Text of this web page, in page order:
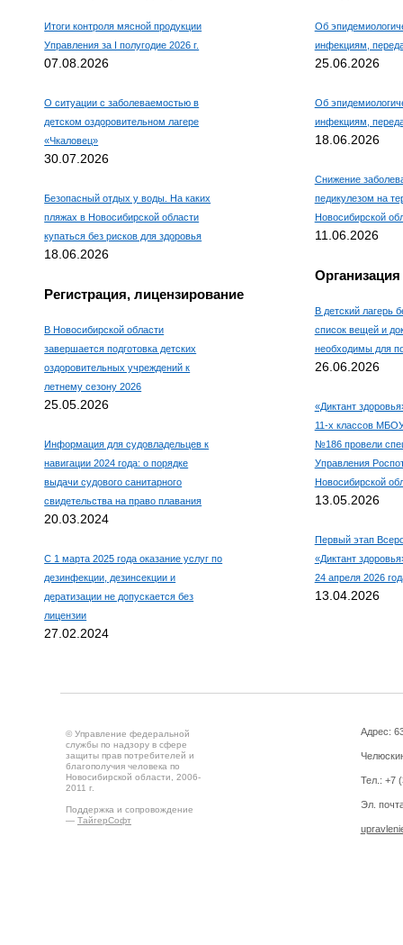
Итоги контроля мясной продукции
Управления за I полугодие 2026 г.
07.08.2026
О ситуации с заболеваемостью в
детском оздоровительном лагере
«Чкаловец»
30.07.2026
Безопасный отдых у воды. На каких
пляжах в Новосибирской области
купаться без рисков для здоровья
18.06.2026
Регистрация, лицензирование
В Новосибирской области
завершается подготовка детских
оздоровительных учреждений к
летнему сезону 2026
25.05.2026
Информация для судовладельцев к
навигации 2024 года: о порядке
выдачи судового санитарного
свидетельства на право плавания
20.03.2024
С 1 марта 2025 года оказание услуг по
дезинфекции, дезинсекции и
дератизации не допускается без
лицензии
27.02.2024
Об
инфекциям,
25.06.2026
Об
инфекциям,
18.06.2026
Снижение
педикулезом на
Новосибирской
11.06.2026
В детский лагерь
список вещей и
необходимы для
26.06.2026
«Диктант
11-х классов
№186 провели
Управления
Новосибирской
13.05.2026
Первый этап
«Диктант
24 апреля 2026
13.04.2026
© Управление федеральной
службы по надзору в сфере
защиты прав потребителей и
благополучия человека по
Новосибирской области, 2006-
2011 г.
Поддержка и сопровождение
— ТайгерСофт
Адрес:
Тел.: +7
Эл.